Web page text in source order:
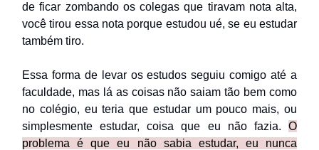
de ficar zombando os colegas que tiravam nota alta,
você tirou essa nota porque estudou ué, se eu estudar
também tiro.
Essa forma de levar os estudos seguiu comigo até a
faculdade, mas lá as coisas não saiam tão bem como
no colégio, eu teria que estudar um pouco mais, ou
simplesmente estudar, coisa que eu não fazia. O
problema é que eu não sabia estudar, eu nunca